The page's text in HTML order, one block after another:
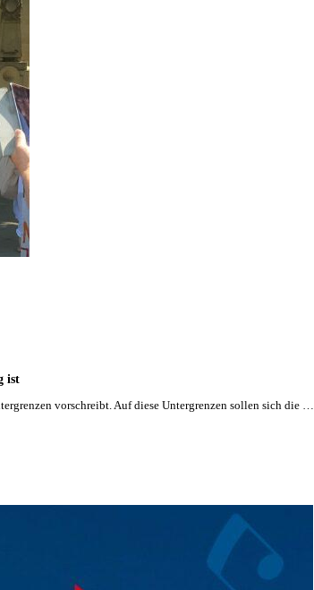
ist
vorschreibt. Auf diese Untergrenzen sollen sich die …